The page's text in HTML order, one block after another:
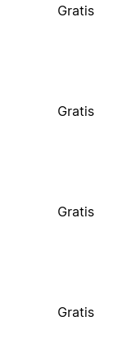
Gratis
Gratis
Gratis
Gratis